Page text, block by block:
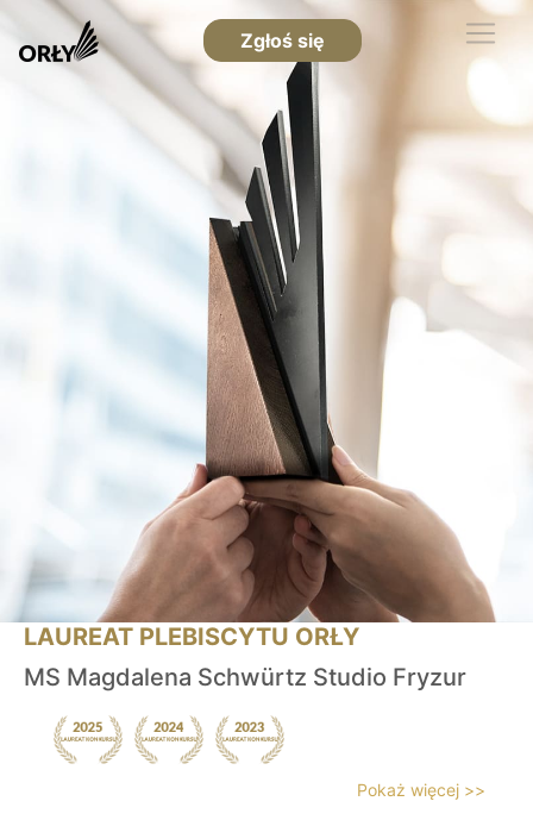
Zgłoś się
LAUREAT PLEBISCYTU ORŁY
MS Magdalena Schwürtz Studio Fryzur
Pokaż więcej >>